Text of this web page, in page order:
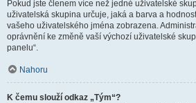
Pokud jste členem více než jedné uživatelské
uživatelská skupina určuje, jaká a barva a
vašeho uživatelského jména zobrazena.
oprávnění ke změně vaší výchozí uživatelské
panelu“.
Nahoru
K čemu slouží odkaz „Tým“?